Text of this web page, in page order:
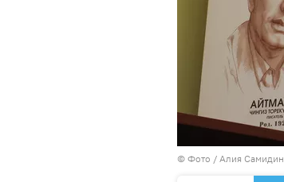
© Фото / Алия Самидин